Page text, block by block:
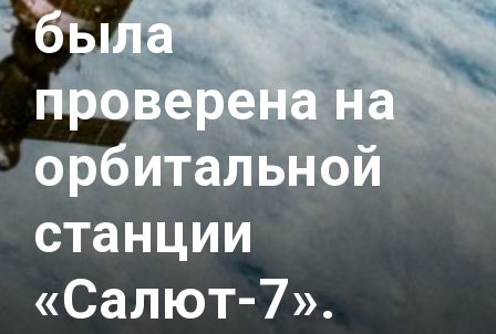
была
проверена на
орбитальной
станции
«Салют-7».